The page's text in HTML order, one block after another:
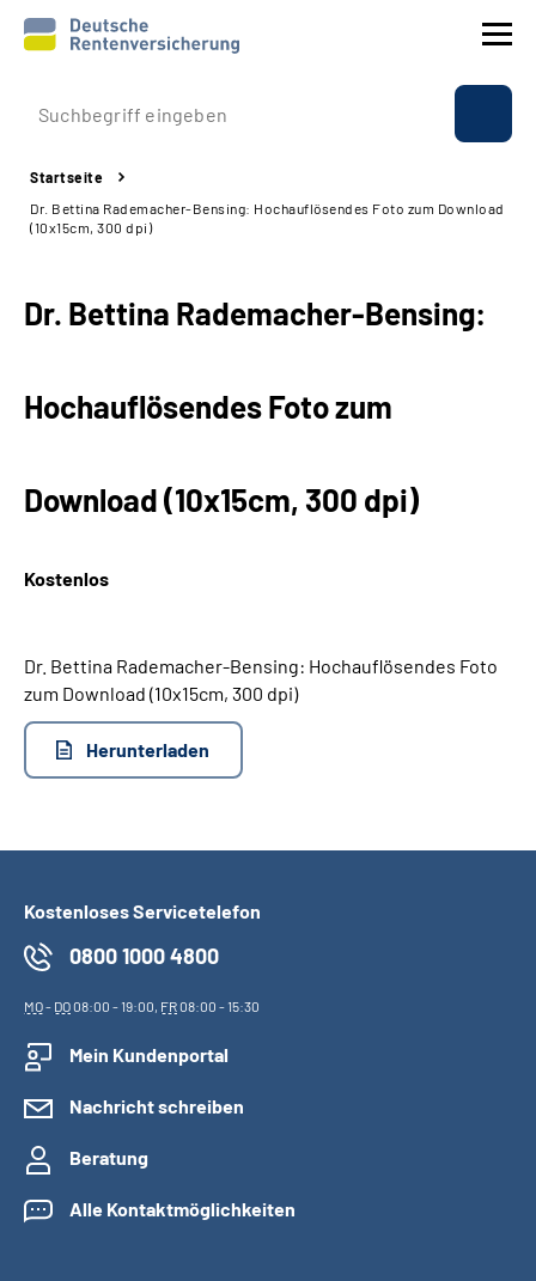
Prävention
Reha
Beratung & Kontakt
Experten
Suche
Language
Inhalte in Gebärdensprache (DGS)
Leichte Sprache
Startseite
Dr. Bettina Rademacher-Bensing: Hochauflösendes Foto zum Download
(10x15cm, 300 dpi)
Dr. Bettina Rademacher-Bensing:
Hochauflösendes Foto zum
Download (10x15cm, 300 dpi)
Kostenlos
Dr. Bettina Rademacher-Bensing: Hochauflösendes Foto
zum Download (10x15cm, 300 dpi)
Herunterladen
Kostenloses Servicetelefon
0800 1000 4800
MO- DO08:00 - 19:00, FR08:00 - 15:30
Mein Kundenportal
Nachricht schreiben
Beratung
Alle Kontaktmöglichkeiten